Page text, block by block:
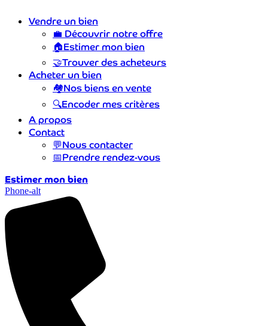
Vendre un bien
💼 Découvrir notre offre
🏠Estimer mon bien
🤝Trouver des acheteurs
Acheter un bien
🏘️Nos biens en vente
🔍Encoder mes critères
A propos
Contact
💬Nous contacter
📅Prendre rendez-vous
Estimer mon bien
Phone-alt